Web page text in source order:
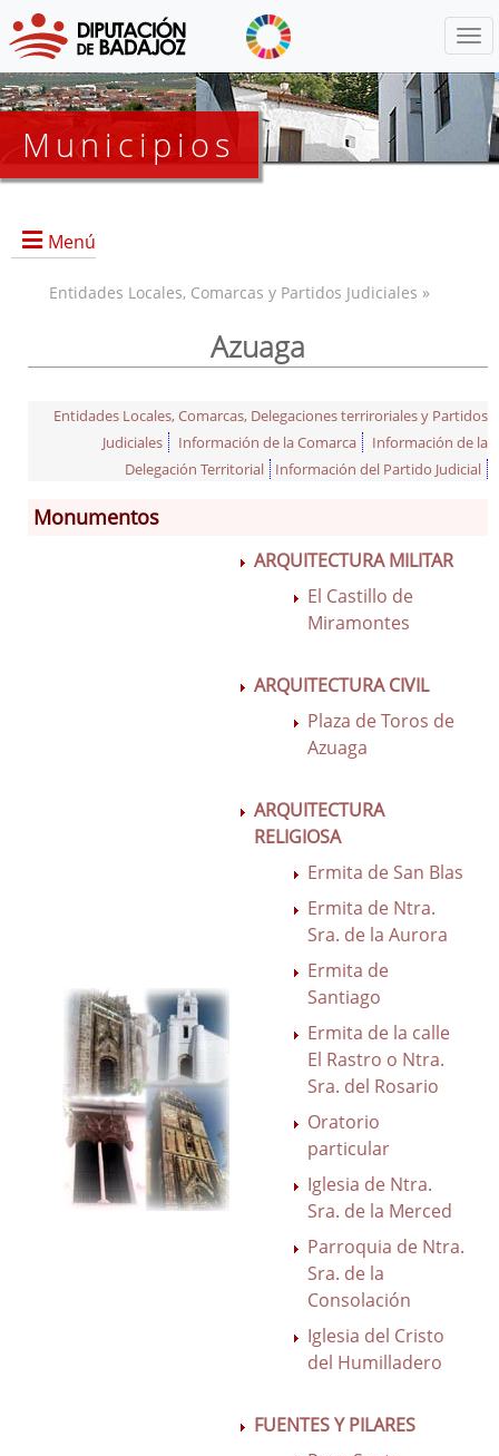
Municipios
Menú
Entidades Locales, Comarcas y Partidos Judiciales »
Azuaga
Entidades Locales, Comarcas, Delegaciones terriroriales y Partidos
Judiciales
Información de la Comarca
Información de la
Delegación Territorial
Información del Partido Judicial
Monumentos
ARQUITECTURA MILITAR
El Castillo de
Miramontes
ARQUITECTURA CIVIL
Plaza de Toros de
Azuaga
ARQUITECTURA
RELIGIOSA
Ermita de San Blas
Ermita de Ntra.
Sra. de la Aurora
Ermita de
Santiago
Ermita de la calle
El Rastro o Ntra.
Sra. del Rosario
Oratorio
particular
Iglesia de Ntra.
Sra. de la Merced
Parroquia de Ntra.
Sra. de la
Consolación
Iglesia del Cristo
del Humilladero
FUENTES Y PILARES